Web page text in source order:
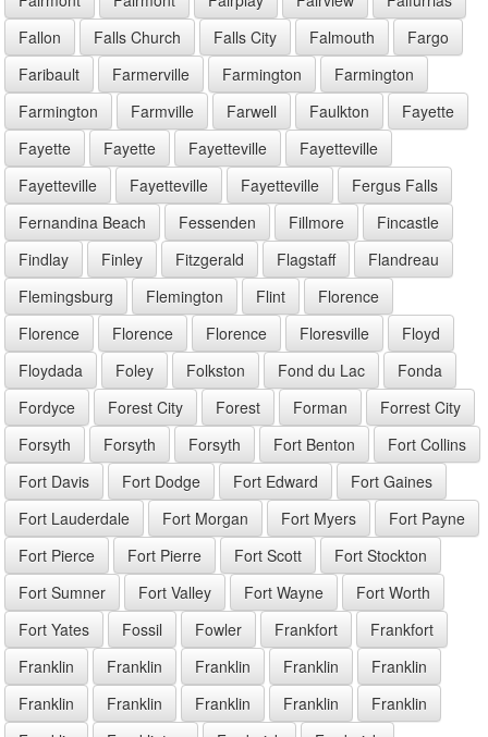
Fallon
Falls Church Falls City Falmouth
Fargo
Faribault
Farmerville Farmington
Farmington
Farmington
Farmville Farwell Faulkton
Fayette
Fayette
Fayette Fayetteville
Fayetteville
Fayetteville
Fayetteville Fayetteville
Fergus Falls
Fernandina Beach
Fessenden Fillmore
Fincastle
Findlay
Finley Fitzgerald Flagstaff
Flandreau
Flemingsburg
Flemington Flint
Florence
Florence
Florence Florence Floresville
Floyd
Floydada
Foley Folkston Fond du Lac
Fonda
Fordyce
Forest City Forest Forman
Forrest City
Forsyth
Forsyth Forsyth Fort Benton
Fort Collins
Fort Davis
Fort Dodge Fort Edward
Fort Gaines
Fort Lauderdale
Fort Morgan Fort Myers
Fort Payne
Fort Pierce
Fort Pierre Fort Scott
Fort Stockton
Fort Sumner
Fort Valley Fort Wayne
Fort Worth
Fort Yates
Fossil Fowler Frankfort
Frankfort
Franklin
Franklin Franklin Franklin
Franklin
Franklin
Franklin Franklin Franklin
Franklin